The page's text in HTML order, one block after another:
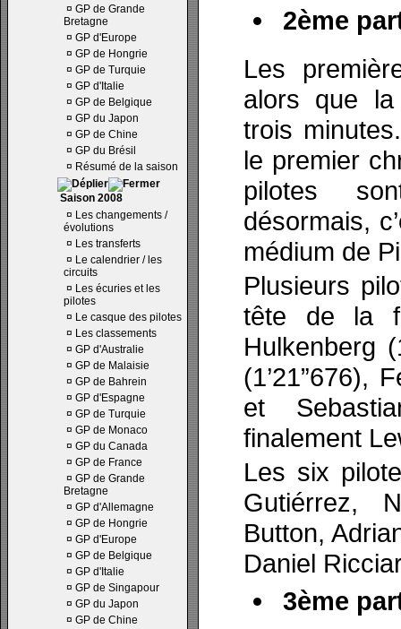
¤ GP de Grande
Bretagne
¤ GP d'Europe
¤ GP de Hongrie
¤ GP de Turquie
¤ GP d'Italie
¤ GP de Belgique
¤ GP du Japon
¤ GP de Chine
¤ GP du Brésil
¤ Résumé de la saison
Saison 2008
¤ Les changements /
évolutions
¤ Les transferts
¤ Le calendrier / les
circuits
¤ Les écuries et les
pilotes
¤ Le casque des pilotes
¤ Les classements
¤ GP d'Australie
¤ GP de Malaisie
¤ GP de Bahrein
¤ GP d'Espagne
¤ GP de Turquie
¤ GP de Monaco
¤ GP du Canada
¤ GP de France
¤ GP de Grande
Bretagne
¤ GP d'Allemagne
¤ GP de Hongrie
¤ GP d'Europe
¤ GP de Belgique
¤ GP d'Italie
¤ GP de Singapour
¤ GP du Japon
¤ GP de Chine
2ème
Les
alors que
trois
le premier
pilotes
désormais,
médium de
Plusieurs
tête de la
Hulkenberg
(1’21”676),
et
finalement
Les six
Gutiérrez,
Button,
Daniel
3ème